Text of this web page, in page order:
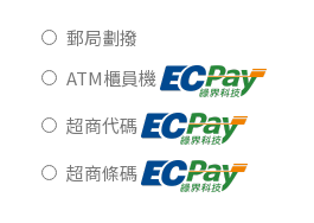
郵局劃撥
ATM櫃員機
超商代碼
超商條碼